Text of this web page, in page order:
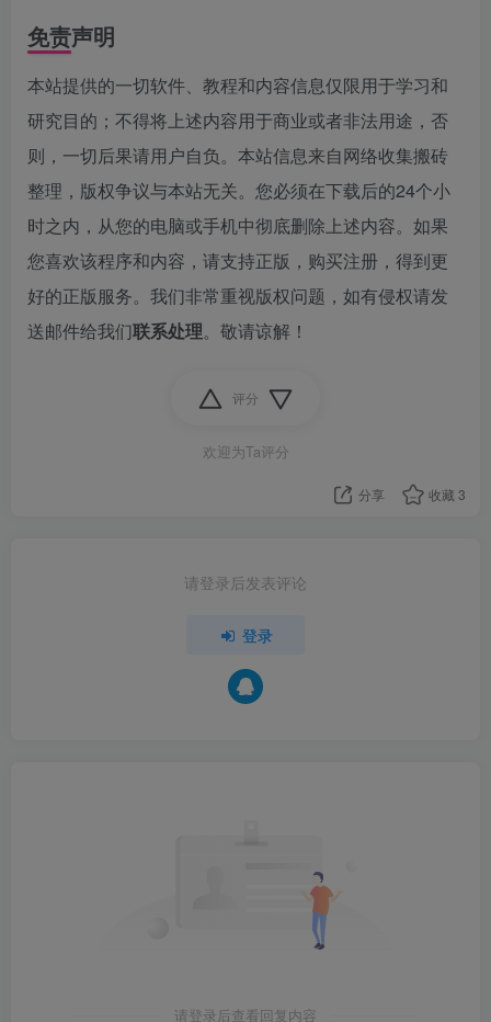
免责声明
本站提供的一切软件、教程和内容信息仅限用于学习和
研究目的；不得将上述内容用于商业或者非法用途，否
则，一切后果请用户自负。本站信息来自网络收集搬砖
整理，版权争议与本站无关。您必须在下载后的24个小
时之内，从您的电脑或手机中彻底删除上述内容。如果
您喜欢该程序和内容，请支持正版，购买注册，得到更
好的正版服务。我们非常重视版权问题，如有侵权请发
送邮件给我们联系处理。敬请谅解！
评分
欢迎为Ta评分
分享 收藏 3
请登录后发表评论
登录
请登录后查看回复内容